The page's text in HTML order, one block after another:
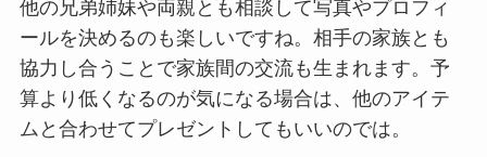
他の兄弟姉妹や両親とも相談して写真やプロフィ
ールを決めるのも楽しいですね。相手の家族とも
協力し合うことで家族間の交流も生まれます。予
算より低くなるのが気になる場合は、他のアイテ
ムと合わせてプレゼントしてもいいのでは。